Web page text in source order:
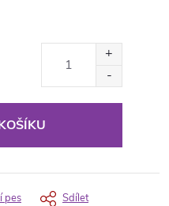
pes Sdílet